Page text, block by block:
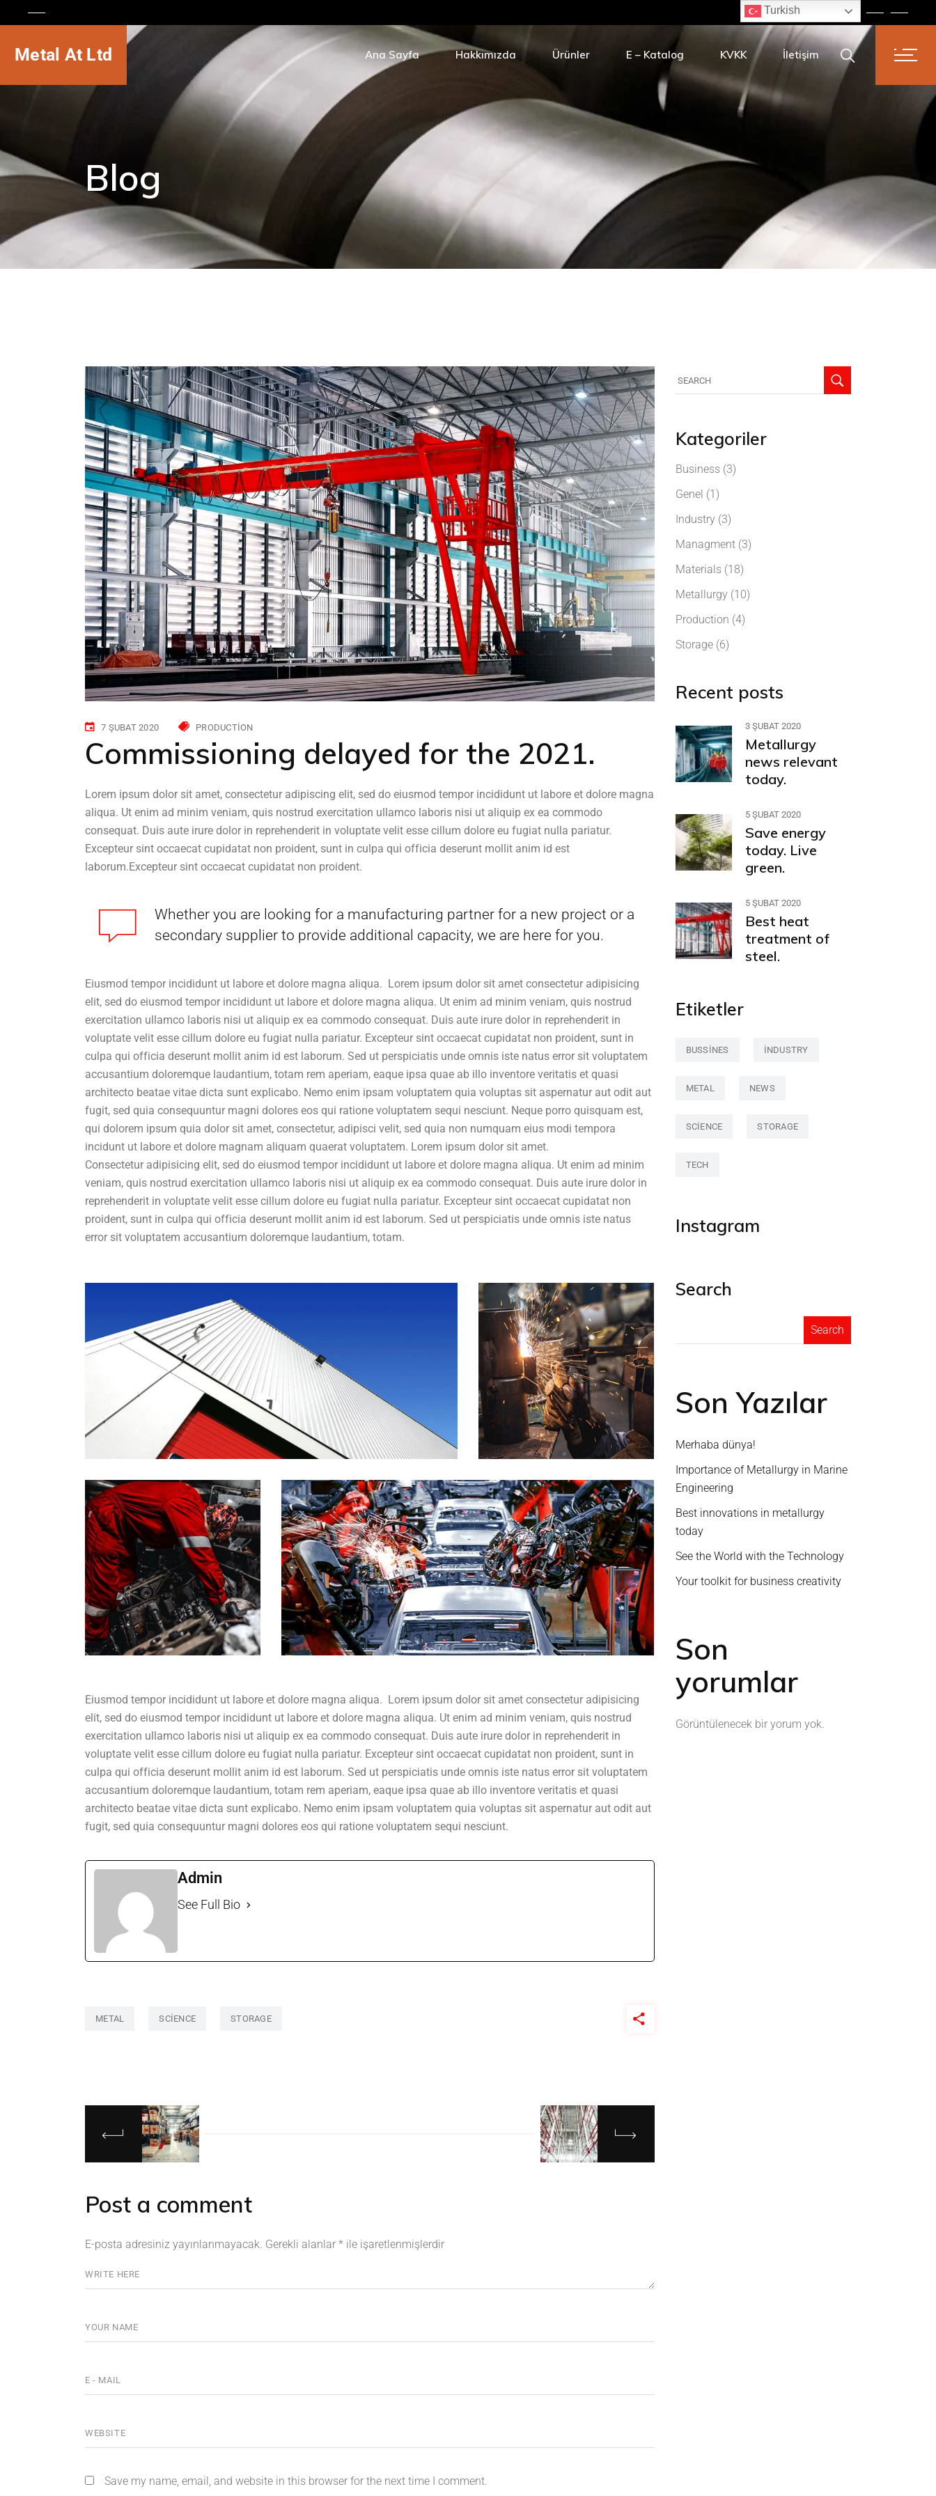
Metal At Ltd Ana Sayfa Hakkımızda Ürünler
Galvanizli Tel
Çelik Hasır
Tavlı Tel
Tele Dizili Çivi
Dökme Çivi
Dikenli Tel
E – Katalog KVKK
Kurumsal Politikalar
İletişim
Galvanizli Tel
Çelik Hasır
Tele Dizili Çivi
Dökme Çivi
Dikenli Tel
Soguk Çekilmis Tavlı Tel
Kurumsal Politikalar
Kvkk başvuru formu
Blog
7 ŞUBAT 2020 PRODUCTION
Commissioning delayed for the 2021.
Lorem ipsum dolor sit amet, consectetur adipiscing elit, sed do eiusmod tempor incididunt ut labore et dolore magna
aliqua. Ut enim ad minim veniam, quis nostrud exercitation ullamco laboris nisi ut aliquip ex ea commodo
consequat. Duis aute irure dolor in reprehenderit in voluptate velit esse cillum dolore eu fugiat nulla pariatur.
Excepteur sint occaecat cupidatat non proident, sunt in culpa qui officia deserunt mollit anim id est
laborum.Excepteur sint occaecat cupidatat non proident.
Whether you are looking for a manufacturing partner for a new project or a
secondary supplier to provide additional capacity, we are here for you.
Eiusmod tempor incididunt ut labore et dolore magna aliqua. Lorem ipsum dolor sit amet consectetur adipisicing
elit, sed do eiusmod tempor incididunt ut labore et dolore magna aliqua. Ut enim ad minim veniam, quis nostrud
exercitation ullamco laboris nisi ut aliquip ex ea commodo consequat. Duis aute irure dolor in reprehenderit in
voluptate velit esse cillum dolore eu fugiat nulla pariatur. Excepteur sint occaecat cupidatat non proident, sunt in
culpa qui officia deserunt mollit anim id est laborum. Sed ut perspiciatis unde omnis iste natus error sit voluptatem
accusantium doloremque laudantium, totam rem aperiam, eaque ipsa quae ab illo inventore veritatis et quasi
architecto beatae vitae dicta sunt explicabo. Nemo enim ipsam voluptatem quia voluptas sit aspernatur aut odit aut
fugit, sed quia consequuntur magni dolores eos qui ratione voluptatem sequi nesciunt. Neque porro quisquam est,
qui dolorem ipsum quia dolor sit amet, consectetur, adipisci velit, sed quia non numquam eius modi tempora
incidunt ut labore et dolore magnam aliquam quaerat voluptatem. Lorem ipsum dolor sit amet.
Consectetur adipisicing elit, sed do eiusmod tempor incididunt ut labore et dolore magna aliqua. Ut enim ad minim
veniam, quis nostrud exercitation ullamco laboris nisi ut aliquip ex ea commodo consequat. Duis aute irure dolor in
reprehenderit in voluptate velit esse cillum dolore eu fugiat nulla pariatur. Excepteur sint occaecat cupidatat non
proident, sunt in culpa qui officia deserunt mollit anim id est laborum. Sed ut perspiciatis unde omnis iste natus
error sit voluptatem accusantium doloremque laudantium, totam.
Eiusmod tempor incididunt ut labore et dolore magna aliqua. Lorem ipsum dolor sit amet consectetur adipisicing
elit, sed do eiusmod tempor incididunt ut labore et dolore magna aliqua. Ut enim ad minim veniam, quis nostrud
exercitation ullamco laboris nisi ut aliquip ex ea commodo consequat. Duis aute irure dolor in reprehenderit in
voluptate velit esse cillum dolore eu fugiat nulla pariatur. Excepteur sint occaecat cupidatat non proident, sunt in
culpa qui officia deserunt mollit anim id est laborum. Sed ut perspiciatis unde omnis iste natus error sit voluptatem
accusantium doloremque laudantium, totam rem aperiam, eaque ipsa quae ab illo inventore veritatis et quasi
architecto beatae vitae dicta sunt explicabo. Nemo enim ipsam voluptatem quia voluptas sit aspernatur aut odit aut
fugit, sed quia consequuntur magni dolores eos qui ratione voluptatem sequi nesciunt.
Admin
See Full Bio
METAL SCIENCE STORAGE
Post a comment
E-posta adresiniz yayınlanmayacak. Gerekli alanlar * ile işaretlenmişlerdir
Save my name, email, and website in this browser for the next time I comment.
Kategoriler
Business(3)
Genel (1)
Industry(3)
Managment(3)
Materials(18)
Metallurgy(10)
Production (4)
Storage(6)
Recent posts
3 ŞUBAT 2020
Metallurgy
news relevant
today.
5 ŞUBAT 2020
Save energy
today. Live
green.
5 ŞUBAT 2020
Best heat
treatment of
steel.
Etiketler
BUSSINES INDUSTRY
METAL NEWS
SCIENCE STORAGE
TECH
Instagram
Search
Search
Son Yazılar
Merhaba dünya!
Importance of Metallurgy in Marine
Engineering
Best innovations in metallurgy
today
See the World with the Technology
Your toolkit for business creativity
Son
yorumlar
Görüntülenecek bir yorum yok.
Turkish